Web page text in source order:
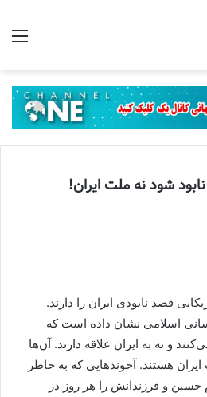
شود نه ملت ایران!
قصد نابودی ایران را دارند.
اسلامی نشان داده است که
و نه به ایران علاقه دارند. آن‌ها
هستند. آخوندهایی که به خاطر
و فرزندانش را هر روز در